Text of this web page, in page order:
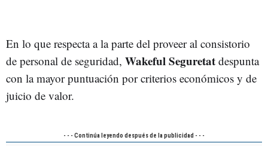
En lo que respecta a la parte del proveer al consistorio
de personal de seguridad, Wakeful Seguretat despunta
con la mayor puntuación por criterios económicos y de
juicio de valor.